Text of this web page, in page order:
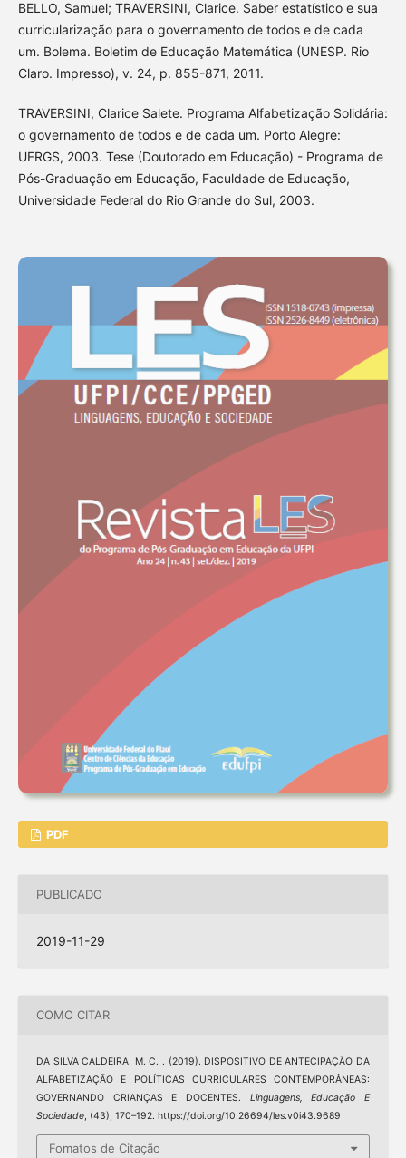
BELLO, Samuel; TRAVERSINI, Clarice. Saber estatístico e sua
curricularização para o governamento de todos e de cada
um. Bolema. Boletim de Educação Matemática (UNESP. Rio
Claro. Impresso), v. 24, p. 855-871, 2011.
TRAVERSINI, Clarice Salete. Programa Alfabetização Solidária:
o governamento de todos e de cada um. Porto Alegre:
UFRGS, 2003. Tese (Doutorado em Educação) - Programa de
Pós-Graduação em Educação, Faculdade de Educação,
Universidade Federal do Rio Grande do Sul, 2003.
PDF
PUBLICADO
2019-11-29
COMO CITAR
DA SILVA CALDEIRA, M. C. . (2019). DISPOSITIVO DE ANTECIPAÇÃO DA
ALFABETIZAÇÃO E POLÍTICAS CURRICULARES CONTEMPORÂNEAS:
GOVERNANDO CRIANÇAS E DOCENTES. Linguagens, Educação E
Sociedade, (43), 170–192. https://doi.org/10.26694/les.v0i43.9689
Fomatos de Citação